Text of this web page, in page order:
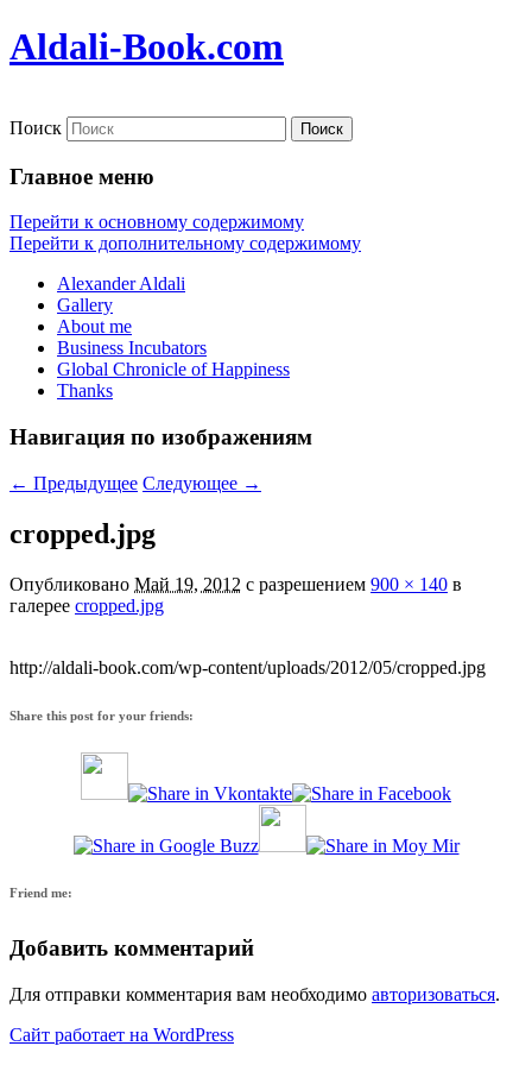
Aldali-Book.com
Поиск
Главное меню
Перейти к основному содержимому
Перейти к дополнительному содержимому
Alexander Aldali
Gallery
About me
Business Incubators
Global Chronicle of Happiness
Thanks
Навигация по изображениям
← Предыдущее Следующее →
cropped.jpg
Опубликовано Май 19, 2012 с разрешением 900 × 140 в
галерее cropped.jpg
http://aldali-book.com/wp-content/uploads/2012/05/cropped.jpg
Share this post for your friends:
Friend me:
Добавить комментарий
Для отправки комментария вам необходимо авторизоваться.
Сайт работает на WordPress